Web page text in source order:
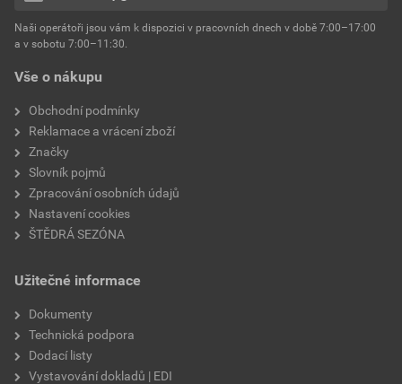
Environmentální prohlášení výrobku
Stáhnout
Velikost
hmotnost 25 kg
typ výrobku
faktor difuzního odporu
Vše o nákupu
Obchodní podmínky
Reklamace a vrácení zboží
Značky
Slovník pojmů
Zpracování osobních údajů
Nastavení cookies
ŠTĚDRÁ SEZÓNA
Užitečné informace
Dokumenty
Technická podpora
Dodací listy
Vystavování dokladů | EDI
Naši operátoři jsou vám k dispozici v pracovních dnech v době 7:00–17:00
a v sobotu 7:00–11:30.